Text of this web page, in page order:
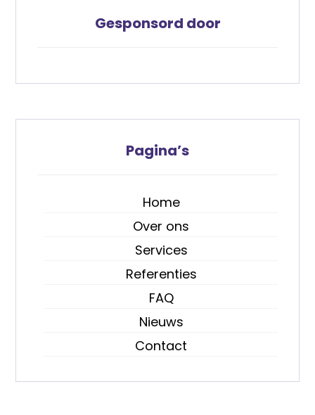
Gesponsord door
Pagina’s
Home
Over ons
Services
Referenties
FAQ
Nieuws
Contact